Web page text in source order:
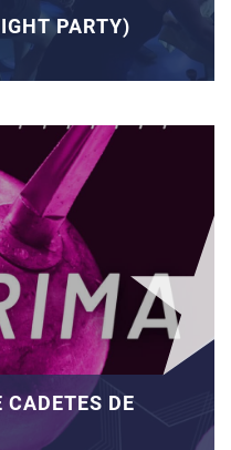
PARTY)
DE